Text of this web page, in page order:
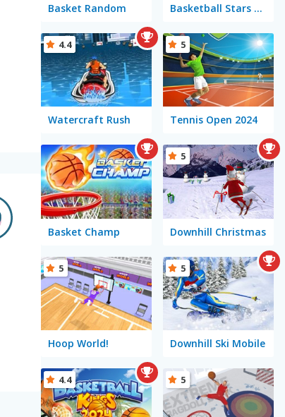
Basket Random Basketball Stars 2026
Watercraft Rush
4.4
Tennis Open 2024
5
Basket Champ Downhill Christmas
5
Hoop World!
5
Downhill Ski Mobile
5
4.4 5